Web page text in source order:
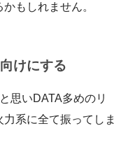
もしれません。
けにする
思いDATA多めのリ
系に全て振ってしま